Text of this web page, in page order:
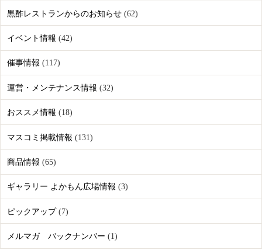
黒酢レストランからのお知らせ(62)
イベント情報 (42)
催事情報 (117)
運営・メンテナンス情報 (32)
おススメ情報 (18)
マスコミ掲載情報 (131)
商品情報 (65)
ギャラリー よかもん広場情報 (3)
ピックアップ(7)
メルマガ バックナンバー (1)